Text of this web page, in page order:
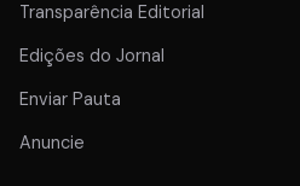
Transparência Editorial
Edições do Jornal
Enviar Pauta
Anuncie